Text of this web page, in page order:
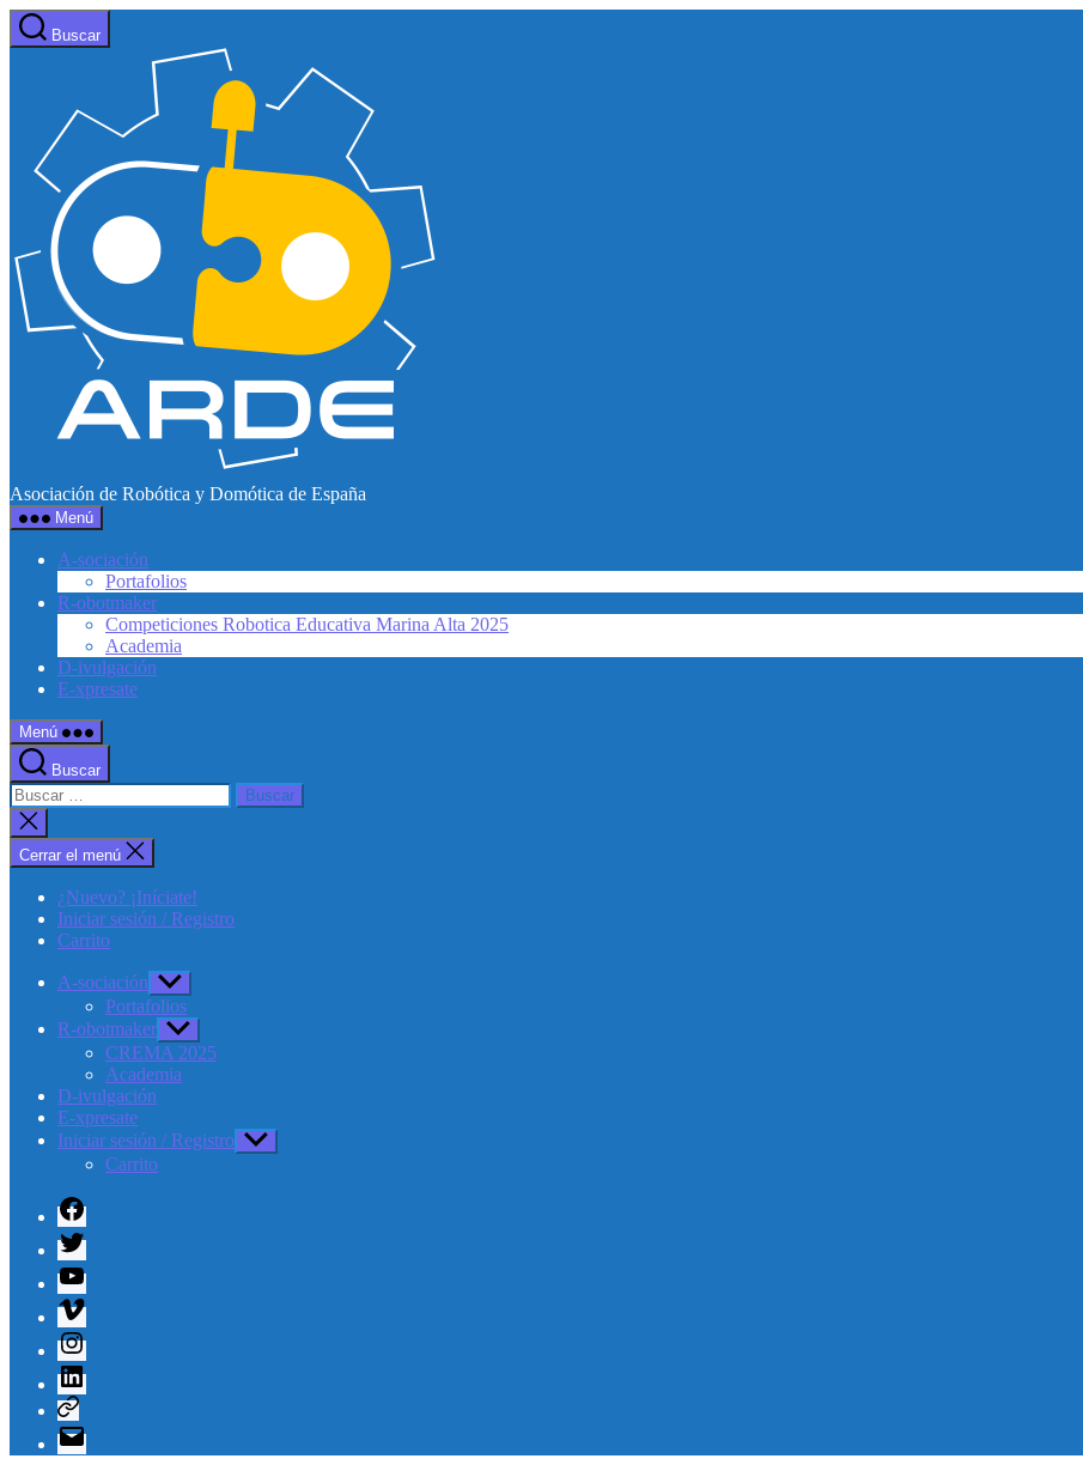
Saltar
al
Buscar
Asociación de Robótica y Domótica de España
Menú
A-sociación
Portafolios
R-obotmaker
Competiciones Robotica Educativa Marina Alta 2025
Academia
D-ivulgación
E-xpresate
Menú
Buscar
Buscar:
Cerrar
la
búsqueda
Cerrar el menú
¿Nuevo? ¡Iníciate!
Iniciar sesión / Registro
Carrito
A-sociación Mostrar
el
submenú
Portafolios
R-obotmaker Mostrar
el
submenú
CREMA 2025
Academia
D-ivulgación
E-xpresate
Iniciar sesión / Registro Mostrar
el
Carrito
Facebook
Twitter
Youtube
Vimeo
Instagram
Linkedin
Telegram
Correo
electrónico